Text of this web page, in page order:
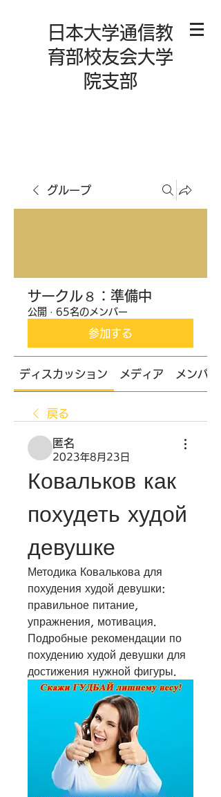
日本大学通信教
育部校友会大学
院支部
グループ
サークル８：準備中
公開 · 65名のメンバー
参加する
ディスカッション メディア メンバー
戻る
匿名
2023年8月23日
Ковальков как
похудеть худой
девушке
Методика Ковалькова для
похудения худой девушки:
правильное питание,
упражнения, мотивация.
Подробные рекомендации по
похудению худой девушки для
достижения нужной фигуры.